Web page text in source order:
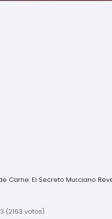
Carne: El Secreto Murciano
(2163 votos)